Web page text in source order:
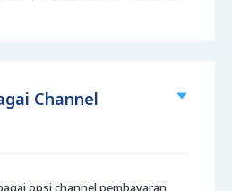
Channel